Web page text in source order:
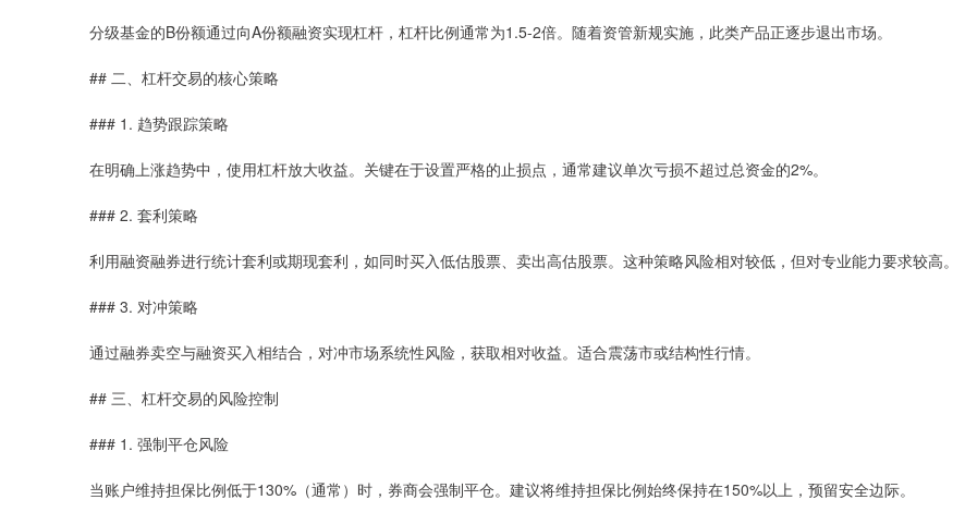
分级基金的B份额通过向A份额融资实现杠杆，杠杆比例通常为1.5-2倍。随着资管新规实施，此类产品正逐步退出市场。
## 二、杠杆交易的核心策略
### 1. 趋势跟踪策略
在明确上涨趋势中，使用杠杆放大收益。关键在于设置严格的止损点，通常建议单次亏损不超过总资金的2%。
### 2. 套利策略
利用融资融券进行统计套利或期现套利，如同时买入低估股票、卖出高估股票。这种策略风险相对较低，但对专业能力要求较高。
### 3. 对冲策略
通过融券卖空与融资买入相结合，对冲市场系统性风险，获取相对收益。适合震荡市或结构性行情。
## 三、杠杆交易的风险控制
### 1. 强制平仓风险
当账户维持担保比例低于130%（通常）时，券商会强制平仓。建议将维持担保比例始终保持在150%以上，预留安全边际。